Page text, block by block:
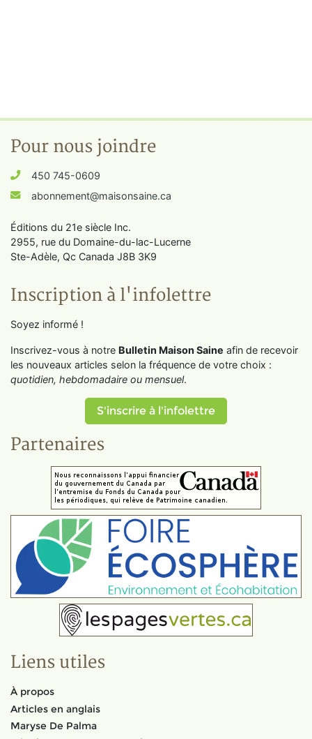
Pour nous joindre
450 745-0609
abonnement@maisonsaine.ca
Éditions du 21e siècle Inc.
2955, rue du Domaine-du-lac-Lucerne
Ste-Adèle, Qc Canada J8B 3K9
Inscription à l'infolettre
Soyez informé !
Inscrivez-vous à notre Bulletin Maison Saine afin de recevoir
les nouveaux articles selon la fréquence de votre choix :
quotidien, hebdomadaire ou mensuel.
S'inscrire à l'infolettre
Partenaires
Liens utiles
À propos
Articles en anglais
Maryse De Palma